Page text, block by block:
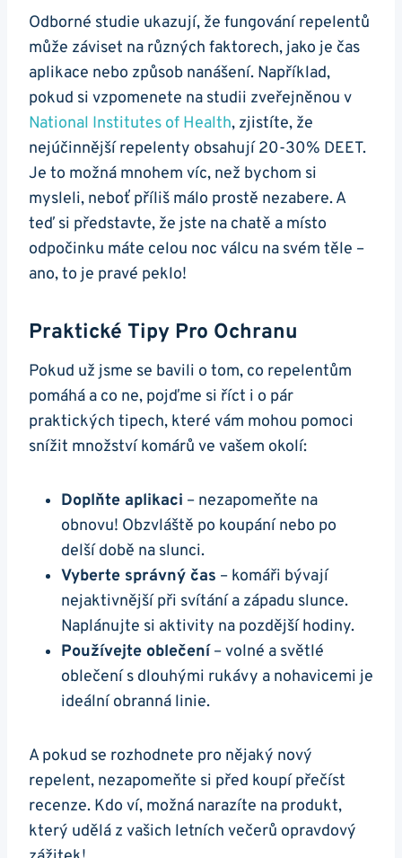
Odborné studie ukazují, že fungování repelentů
může záviset na různých faktorech, jako je čas
aplikace nebo způsob nanášení. Například,
pokud si vzpomenete na studii zveřejněnou v
National Institutes of Health, zjistíte, že
nejúčinnější repelenty obsahují 20-30% DEET.
Je to možná mnohem víc, než bychom si
mysleli, neboť příliš málo prostě nezabere. A
teď si představte, že jste na chatě a místo
odpočinku máte celou noc válcu na svém těle –
ano, to je pravé peklo!
Praktické Tipy Pro Ochranu
Pokud už jsme se bavili o tom, co repelentům
pomáhá a co ne, pojďme si říct i o pár
praktických tipech, které vám mohou pomoci
snížit množství komárů ve vašem okolí:
Doplňte aplikaci – nezapomeňte na
obnovu! Obzvláště po koupání nebo po
delší době na slunci.
Vyberte správný čas – komáři bývají
nejaktivnější při svítání a západu slunce.
Naplánujte si aktivity na pozdější hodiny.
Používejte oblečení– volné a světlé
oblečení s dlouhými rukávy a nohavicemi je
ideální obranná linie.
A pokud se rozhodnete pro nějaký nový
repelent, nezapomeňte si před koupí přečíst
recenze. Kdo ví, možná narazíte na produkt,
který udělá z vašich letních večerů opravdový